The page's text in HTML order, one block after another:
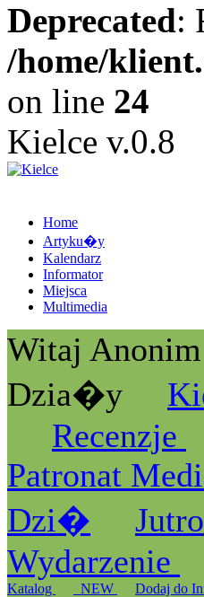
Deprecated:
/home/
on line 24
Kielce v.0.8
Home
Artyku�y
Kalendarz
Informator
Miejsca
Multimedia
Witaj
Dzia�y
Recenzje
Patronat
Dzi�
Jutro
Wydarzenie
Katalog _NEW Dodaj do